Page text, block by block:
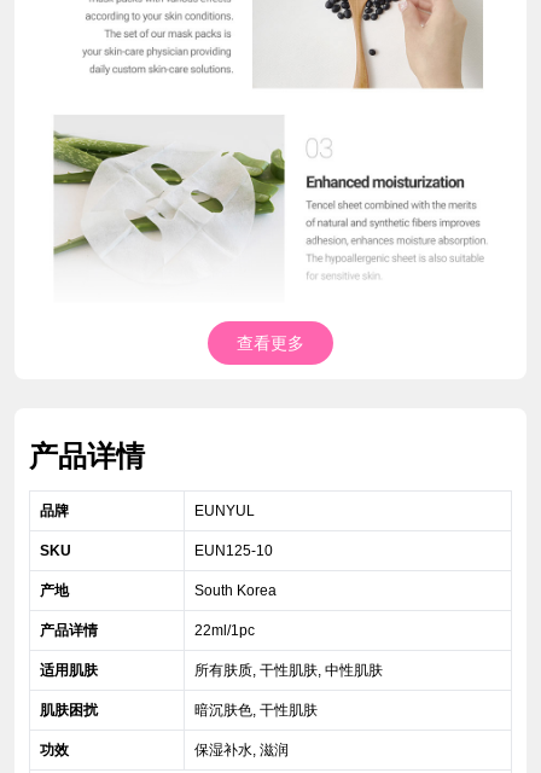
查看更多
产品详情
品牌 EUNYUL
SKU EUN125-10
产地 South Korea
产品详情 22ml/1pc
适用肌肤 所有肤质, 干性肌肤, 中性肌肤
肌肤困扰 暗沉肤色, 干性肌肤
功效 保湿补水, 滋润